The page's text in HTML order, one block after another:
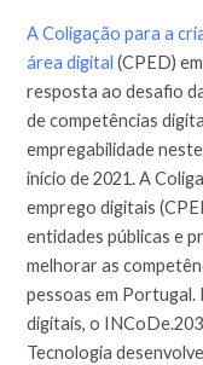
A Coligação para a
área digital (CPED)
resposta ao desafio
de competências
empregabilidade
início de 2021. A
emprego digitais
entidades públicas e
melhorar as
pessoas em
digitais, o
Tecnologia